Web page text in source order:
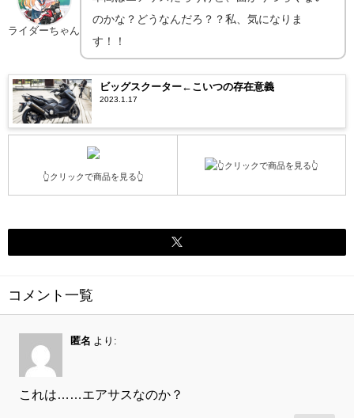
ライダーちゃん
のかな？どうなんだろ？？私、気になりま
す！！
ビッグスクーター←こいつの存在意義
2023.1.17
👆クリックで商品を見る👆
👆クリックで商品を見る👆
コメント一覧
匿名 より:
これは……エアサスなのか？